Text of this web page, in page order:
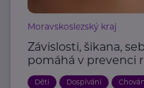
Moravskoslezský kraj
Závislosti, šikana,
pomáhá v prevenci
Děti Dospívání